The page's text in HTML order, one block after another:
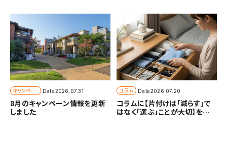
キャンペー
ン
Date2026.07.31
8月のキャンペーン情報を更新
しました
コラム Date2026.07.20
コラムに【片付けは「減らす」で
はなく「選ぶ」ことが大切】を追